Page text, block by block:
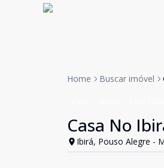
Home Buscar imóvel
Casa No
Ibirá, Pouso Alegre -